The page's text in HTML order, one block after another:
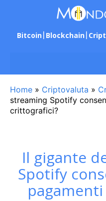
Bitcoin Blockchain
Home » Criptovaluta »
streaming Spotify
crittografici?
Il gigante
Spotify